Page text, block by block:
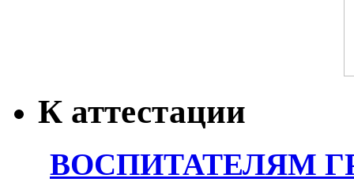
К аттестации
ВОСПИТАТЕЛЯМ